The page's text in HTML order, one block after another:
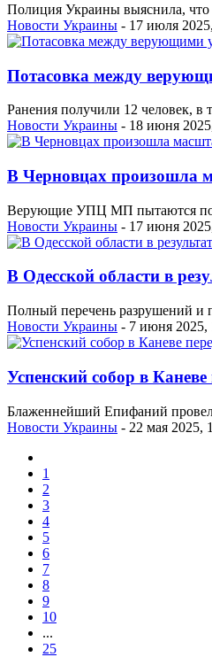
Полиция Украины выяснила, что
Новости Украины - 17 июля
Потасовка между
Ранения получили 12 человек, в
Новости Украины - 18 июня
В Черновцах
Верующие УПЦ МП пытаются
Новости Украины - 17 июня
В Одесской области в
Полный перечень разрушений и
Новости Украины - 7 июня 2025,
Успенский собор в
Блаженнейший Епифаний провел
Новости Украины - 22 мая 2025,
1
2
3
4
5
6
7
8
9
10
...
25